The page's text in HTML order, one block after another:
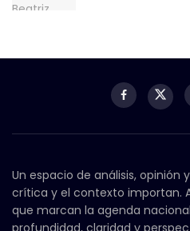
Un espacio de análisis, opinión
crítica y el contexto importan.
que marcan la agenda